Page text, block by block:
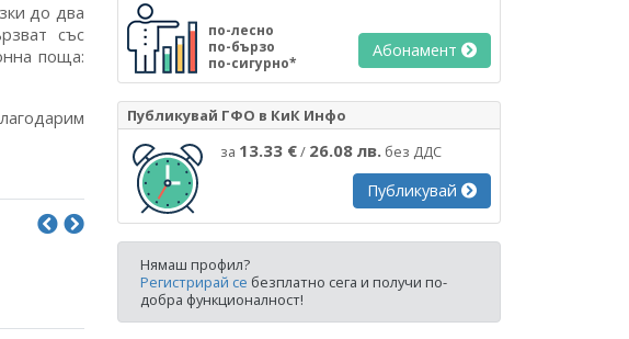
до два
със
поща:
по-лесно
по-бързо
по-сигурно*
Абонамент
Публикувай ГФО в КиК Инфо
за 13.33 €/ 26.08 лв. без ДДС
Публикувай
Нямаш профил?
Регистрирай се безплатно сега и получи по-
добра функционалност!